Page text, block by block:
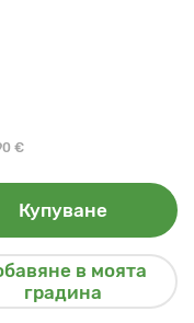
€
Купуване
в моята
градина